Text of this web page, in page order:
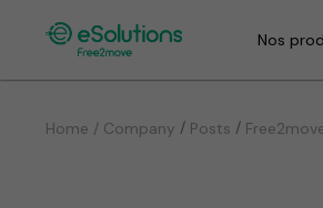
Nos
Home / Company / Posts /